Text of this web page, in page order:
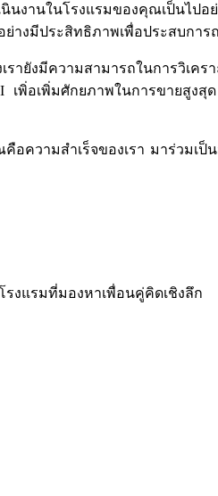
นงานในโรงแรมของคุณเป็นไปอ
ย่างมีประสิทธิภาพเพื่อประสบกา
รายังมีความสามารถในการวิเค
พิ่อเพิ่มศักยภาพในการขายสูงสุ
ความสำเร็จของเรา มาร่วมเป็
รงแรมที่มองหาเพื่อนคู่คิดเชิงลึก